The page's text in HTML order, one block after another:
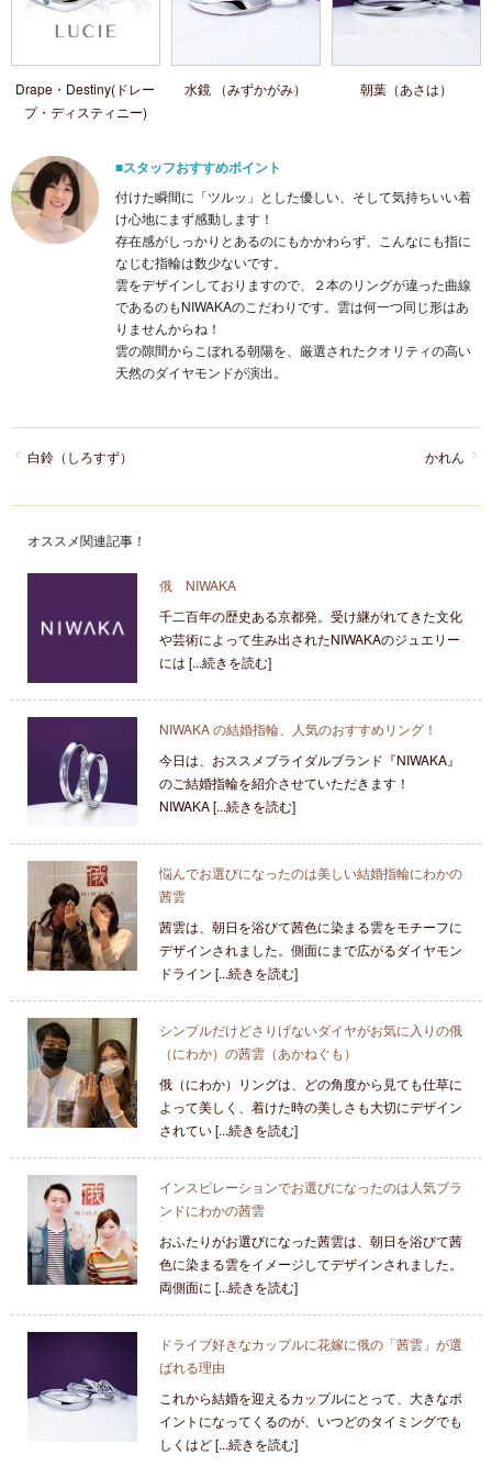
Drape・Destiny(ドレー
プ・ディスティニー)
水鏡 （みずかがみ） 朝葉（あさは）
■スタッフおすすめポイント
付けた瞬間に「ツルッ」とした優しい、そして気持ちいい着
け心地にまず感動します！
存在感がしっかりとあるのにもかかわらず、こんなにも指に
なじむ指輪は数少ないです。
雲をデザインしておりますので、２本のリングが違った曲線
であるのもNIWAKAのこだわりです。雲は何一つ同じ形はあ
りませんからね！
雲の隙間からこぼれる朝陽を、厳選されたクオリティの高い
天然のダイヤモンドが演出。
かれん
白鈴（しろすず）
オススメ関連記事！
俄 NIWAKA
千二百年の歴史ある京都発。受け継がれてきた文化
や芸術によって生み出されたNIWAKAのジュエリー
には [...続きを読む]
NIWAKA の結婚指輪、人気のおすすめリング！
今日は、おススメブライダルブランド『NIWAKA』
のご結婚指輪を紹介させていただきます！
NIWAKA [...続きを読む]
悩んでお選びになったのは美しい結婚指輪にわかの
茜雲
茜雲は、朝日を浴びて茜色に染まる雲をモチーフに
デザインされました。側面にまで広がるダイヤモン
ドライン [...続きを読む]
シンプルだけどさりげないダイヤがお気に入りの俄
（にわか）の茜雲（あかねぐも）
俄（にわか）リングは、どの角度から見ても仕草に
よって美しく、着けた時の美しさも大切にデザイン
されてい [...続きを読む]
インスピレーションでお選びになったのは人気ブラ
ンドにわかの茜雲
おふたりがお選びになった茜雲は、朝日を浴びて茜
色に染まる雲をイメージしてデザインされました。
両側面に [...続きを読む]
ドライブ好きなカップルに花嫁に俄の「茜雲」が選
ばれる理由
これから結婚を迎えるカップルにとって、大きなポ
イントになってくるのが、いつどのタイミングでも
しくはど [...続きを読む]